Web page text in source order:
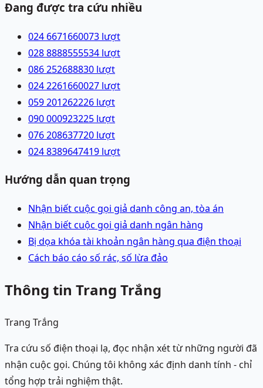
Đang được tra cứu nhiều
024 6671660073 lượt
028 8888555534 lượt
086 252688830 lượt
024 2261660027 lượt
059 201262226 lượt
090 000923225 lượt
076 208637720 lượt
024 8389647419 lượt
Hướng dẫn quan trọng
Nhận biết cuộc gọi giả danh công an, tòa án
Nhận biết cuộc gọi giả danh ngân hàng
Bị dọa khóa tài khoản ngân hàng qua điện thoại
Cách báo cáo số rác, số lừa đảo
Thông tin Trang Trắng
Trang Trắng
Tra cứu số điện thoại lạ, đọc nhận xét từ những người đã
nhận cuộc gọi. Chúng tôi không xác định danh tính - chỉ
tổng hợp trải nghiệm thật.